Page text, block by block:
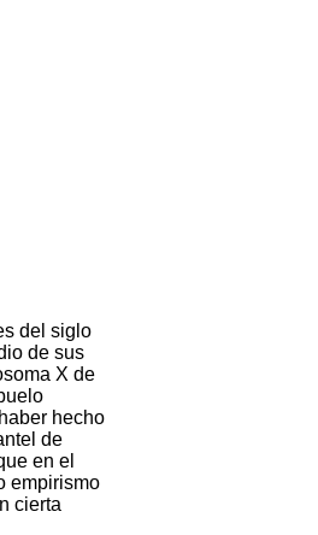
del siglo
de sus
X de
hecho
de
en el
empirismo
cierta